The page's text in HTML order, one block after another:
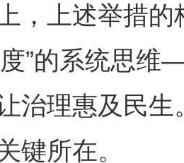
上述举措的
”的系统思
治理惠及民生
键所在。